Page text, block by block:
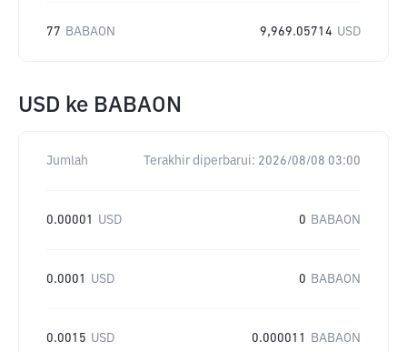
77 BABAON 9,969.05714 USD
USD ke BABAON
Jumlah Terakhir diperbarui: 2026/08/08 03:00
0.00001 USD 0 BABAON
0.0001 USD 0 BABAON
0.0015 USD 0.000011 BABAON